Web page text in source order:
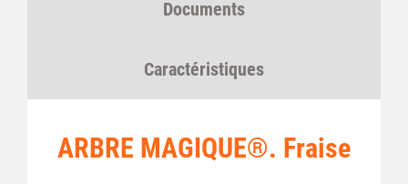
Documents
Caractéristiques
ARBRE MAGIQUE®. Fraise